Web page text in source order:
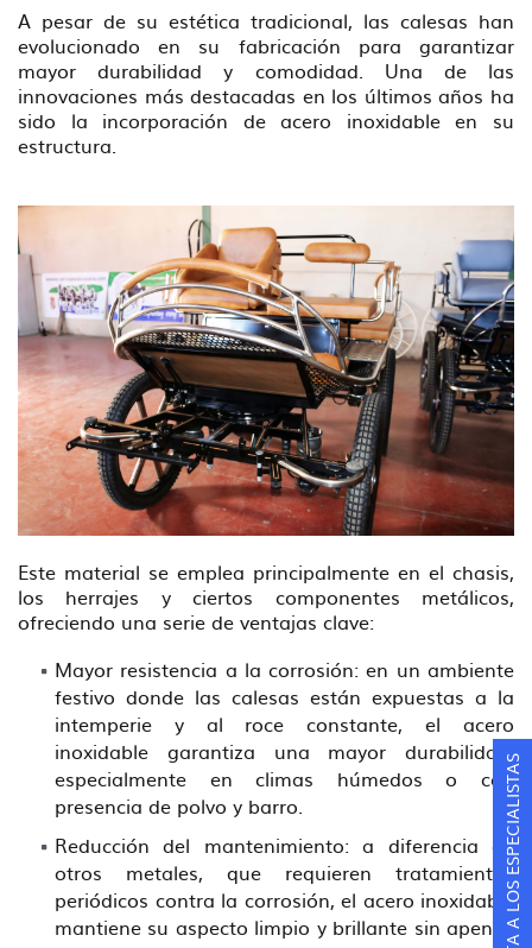
A pesar de su estética tradicional, las calesas han
evolucionado en su fabricación para garantizar
mayor durabilidad y comodidad. Una de las
innovaciones más destacadas en los últimos años ha
sido la incorporación de acero inoxidable en su
estructura.
Este material se emplea principalmente en el chasis,
los herrajes y ciertos componentes metálicos,
ofreciendo una serie de ventajas clave:
Mayor resistencia a la corrosión: en un ambiente
festivo donde las calesas están expuestas a la
intemperie y al roce constante, el acero
inoxidable garantiza una mayor durabilidad,
especialmente en climas húmedos o con
presencia de polvo y barro.
Reducción del mantenimiento: a diferencia de
otros metales, que requieren tratamientos
periódicos contra la corrosión, el acero inoxidable
mantiene su aspecto limpio y brillante sin apenasCONSULTA A LOS ESPECIALISTAS